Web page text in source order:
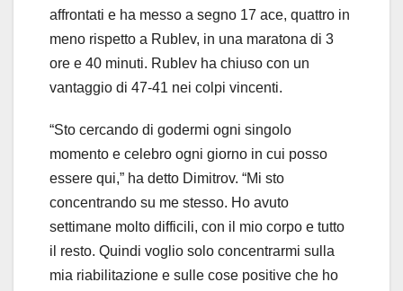
affrontati e ha messo a segno 17 ace, quattro in
meno rispetto a Rublev, in una maratona di 3
ore e 40 minuti. Rublev ha chiuso con un
vantaggio di 47-41 nei colpi vincenti.
“Sto cercando di godermi ogni singolo
momento e celebro ogni giorno in cui posso
essere qui,” ha detto Dimitrov. “Mi sto
concentrando su me stesso. Ho avuto
settimane molto difficili, con il mio corpo e tutto
il resto. Quindi voglio solo concentrarmi sulla
mia riabilitazione e sulle cose positive che ho